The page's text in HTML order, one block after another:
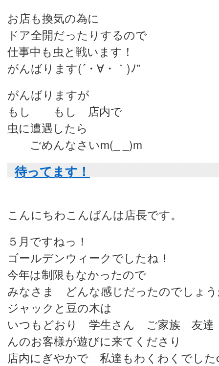
お店も換気の為に
ドア全開だったりするので
仕事中も虫と戦います！
がんばります(´・∀・｀)ﾉ”
がんばりますが
もし もし 店内で
虫に遭遇したら
ごめんなさいm(_ _)m
待ってます！
こんにちわこんばんは店長です。
５月ですねっ！
ゴールデンウィークでしたね！
今年は制限もなかったので
みなさま どんな感じだったのでしょ
ジャックと豆の木は
いつもどおり 学生さん ご家族 友
んのお客様が遊びに来てくださり
店内にぎやかで 私達もわくわくでし